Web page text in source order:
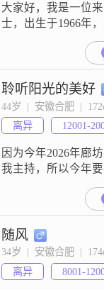
大家好，我是一位
士，出生于1966年
178cm##3002##我
5000元之间，目前
工作##3002##虽然
及以下，但我一直保
情，努力提升自己的
在生活中，我非常注
靠，认为这是人与人
的基础##3002#
聆听阳光的美好
44岁  |  安徽合肥  |
离异
12001-
因为今年2026年廊
我主持，所以今年
份。听说北方的女
看能不能拐个媳妇
随风
34岁  |  安徽合肥  |
离异
8001-